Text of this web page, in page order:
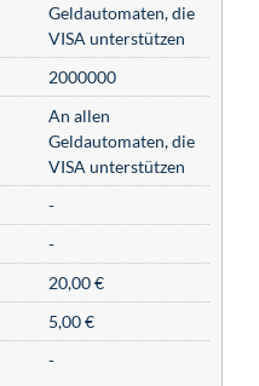
Geldautomaten, die
VISA unterstützen
2000000
An allen
Geldautomaten, die
VISA unterstützen
-
-
20,00 €
5,00 €
-